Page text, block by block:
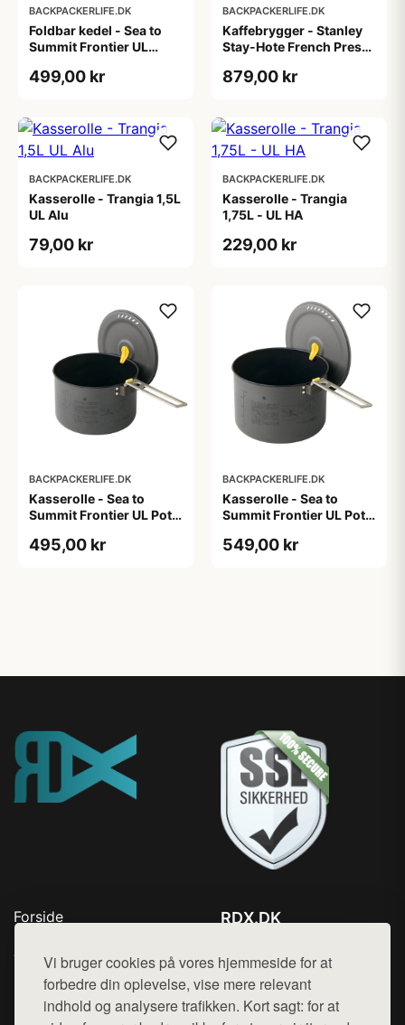
Vi bruger cookies på vores hjemmeside for at
forbedre din oplevelse, vise mere relevant
indhold og analysere trafikken. Kort sagt: for at
BACKPACKERLIFE.DK
Foldbar kedel - Sea to
Summit Frontier UL
liter
499,00 kr
BACKPACKERLIFE.DK
Kaffebrygger - Stanley
Stay-Hote French Press
879,00 kr
BACKPACKERLIFE.DK
Kasserolle - Trangia 1,5L
UL Alu
79,00 kr
BACKPACKERLIFE.DK
Kasserolle - Trangia
1,75L - UL HA
229,00 kr
BACKPACKERLIFE.DK
Kasserolle - Sea to
Summit Frontier UL Pot -
495,00 kr
BACKPACKERLIFE.DK
Kasserolle - Sea to
Summit Frontier UL Pot -
549,00 kr
Forside
Top Rabatter
Blog
Kontakt
RDX.DK
Mail: hej@want.dk
Cookie- og privatlivspolitik